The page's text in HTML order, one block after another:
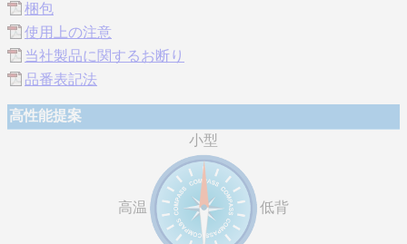
梱包
使用上の注意
当社製品に関するお断り
品番表記法
高性能提案
小型
高温 低背